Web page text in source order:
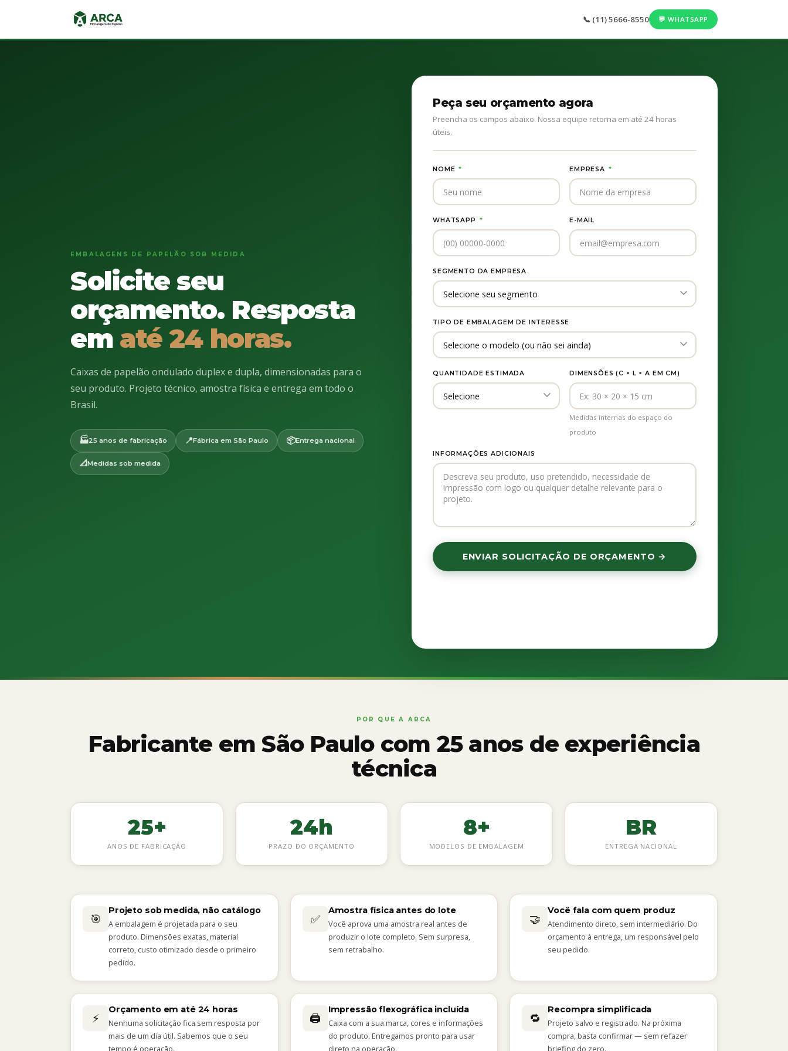
📞 (11) 5666-8550 💬 WHATSAPP
EMBALAGENS DE PAPELÃO SOB MEDIDA
Solicite seu
orçamento. Resposta
em até 24 horas.
Caixas de papelão ondulado duplex e dupla, dimensionadas para o
seu produto. Projeto técnico, amostra física e entrega em todo o
Brasil.
🏭25 anos de fabricação 📍Fábrica em São Paulo 📦Entrega nacional
📐Medidas sob medida
Peça seu orçamento agora
Preencha os campos abaixo. Nossa equipe retorna em até 24 horas
úteis.
NOME * EMPRESA *
WHATSAPP * E-MAIL
SEGMENTO DA EMPRESA
TIPO DE EMBALAGEM DE INTERESSE
QUANTIDADE ESTIMADA DIMENSÕES (C × L × A EM CM)
Medidas internas do espaço do
produto
INFORMAÇÕES ADICIONAIS
ENVIAR SOLICITAÇÃO DE ORÇAMENTO →
POR QUE A ARCA
Fabricante em São Paulo com 25 anos de experiência
técnica
25+
ANOS DE FABRICAÇÃO
24h
PRAZO DO ORÇAMENTO
8+
MODELOS DE EMBALAGEM
BR
ENTREGA NACIONAL
🎯
Projeto sob medida, não catálogo
A embalagem é projetada para o seu
produto. Dimensões exatas, material
correto, custo otimizado desde o primeiro
pedido.
✅
Amostra física antes do lote
Você aprova uma amostra real antes de
produzir o lote completo. Sem surpresa,
sem retrabalho.
🤝
Você fala com quem produz
Atendimento direto, sem intermediário. Do
orçamento à entrega, um responsável pelo
seu pedido.
⚡
Orçamento em até 24 horas
Nenhuma solicitação fica sem resposta por
mais de um dia útil. Sabemos que o seu
tempo é operação.
🖨️
Impressão flexográfica incluída
Caixa com a sua marca, cores e informações
do produto. Entregamos pronto para usar
direto na operação.
🔁
Recompra simplificada
Projeto salvo e registrado. Na próxima
compra, basta confirmar — sem refazer
briefing do zero.